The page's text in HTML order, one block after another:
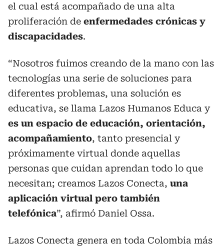
el cual está acompañado de una alta
proliferación de enfermedades crónicas y
discapacidades.
“Nosotros fuimos creando de la mano con las
tecnologías una serie de soluciones para
diferentes problemas, una solución es
educativa, se llama Lazos Humanos Educa y
es un espacio de educación, orientación,
acompañamiento, tanto presencial y
próximamente virtual donde aquellas
personas que cuidan aprendan todo lo que
necesitan; creamos Lazos Conecta, una
aplicación virtual pero también
telefónica”, afirmó Daniel Ossa.
Lazos Conecta genera en toda Colombia más